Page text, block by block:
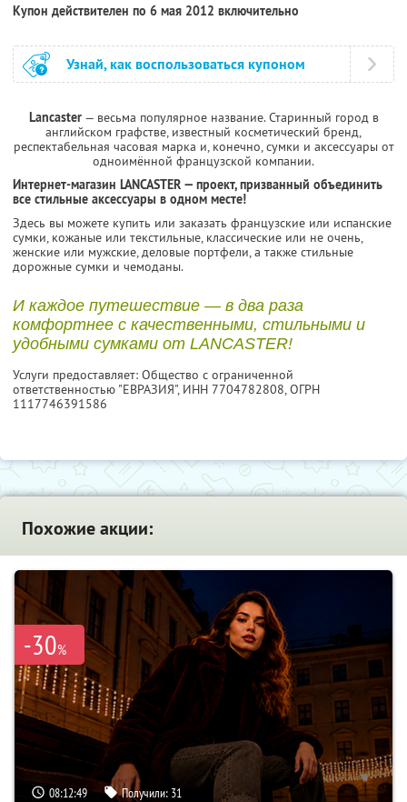
Купон действителен по 6 мая 2012 включительно
Узнай, как воспользоваться купоном
Lancaster— весьма популярное название. Старинный город в
английском графстве, известный косметический бренд,
респектабельная часовая марка и, конечно, сумки и аксессуары от
одноимённой французской компании.
Интернет-магазин LANCASTER — проект, призванный объединить
все стильные аксессуары в одном месте!
Здесь вы можете купить или заказать французские или испанские
сумки, кожаные или текстильные, классические или не очень,
женские или мужские, деловые портфели, а также стильные
дорожные сумки и чемоданы.
И каждое путешествие — в два раза
комфортнее с качественными, стильными и
удобными сумками от LANCASTER!
Услуги предоставляет: Общество с ограниченной
ответственностью "ЕВРАЗИЯ", ИНН 7704782808, ОГРН
1117746391586
Похожие акции:
-30%
08:12:48 Получили: 31